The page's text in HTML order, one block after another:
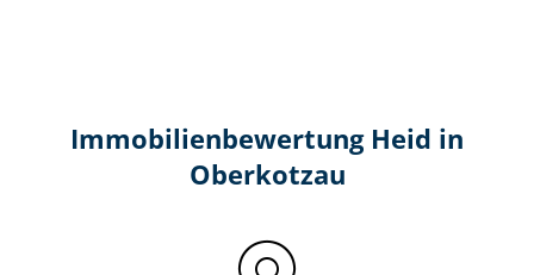
Immobilien­bewertung Heid in
Oberkotzau